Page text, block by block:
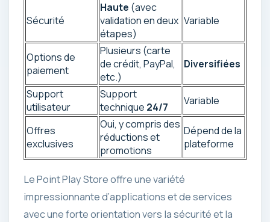
Sécurité
Haute (avec
validation en deux
étapes)
Variable
Options de
paiement
Plusieurs (carte
de crédit, PayPal,
etc.)
Diversifiées
Support
utilisateur
Support
technique 24/7 Variable
Offres
exclusives
Oui, y compris des
réductions et
promotions
Dépend de la
plateforme
Le Point Play Store offre une variété
impressionnante d’applications et de services
avec une forte orientation vers la sécurité et la